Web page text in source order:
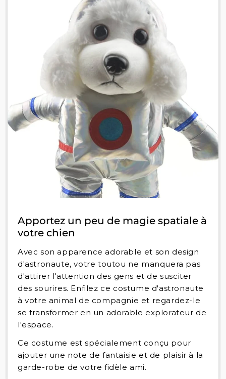
Apportez un peu de magie spatiale à
votre chien
Avec son apparence adorable et son design
d'astronaute, votre toutou ne manquera pas
d'attirer l'attention des gens et de susciter
des sourires. Enfilez ce costume d'astronaute
à votre animal de compagnie et regardez-le
se transformer en un adorable explorateur de
l'espace.
Ce costume est spécialement conçu pour
ajouter une note de fantaisie et de plaisir à la
garde-robe de votre fidèle ami.